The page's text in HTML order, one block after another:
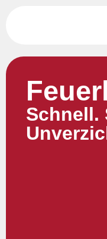
Schnell.